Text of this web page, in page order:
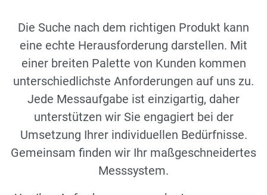
Die Suche nach dem richtigen Produkt kann
eine echte Herausforderung darstellen. Mit
einer breiten Palette von Kunden kommen
unterschiedlichste Anforderungen auf uns zu.
Jede Messaufgabe ist einzigartig, daher
unterstützen wir Sie engagiert bei der
Umsetzung Ihrer individuellen Bedürfnisse.
Gemeinsam finden wir Ihr maßgeschneidertes
Messsystem.